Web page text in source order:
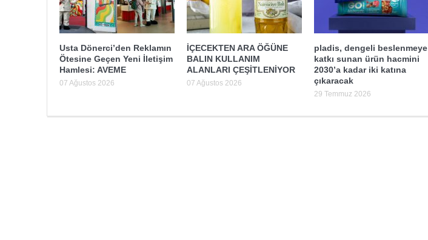
Usta Dönerci’den Reklamın
Ötesine Geçen Yeni İletişim
Hamlesi: AVEME
07 Ağustos 2026
İÇECEKTEN ARA ÖĞÜNE
BALIN KULLANIM
ALANLARI ÇEŞİTLENİYOR
07 Ağustos 2026
pladis, dengeli beslenmeye
katkı sunan ürün hacmini
2030’a kadar iki katına
çıkaracak
29 Temmuz 2026